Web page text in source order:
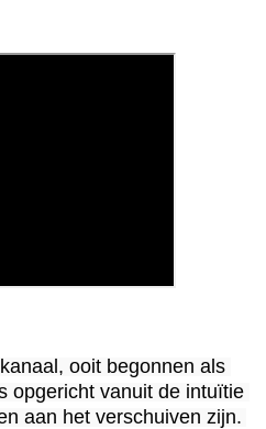
ooit begonnen als
opgericht vanuit de intuïtie
aan het verschuiven zijn.